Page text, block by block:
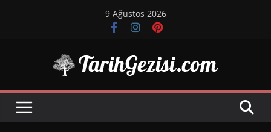
9 Ağustos 2026